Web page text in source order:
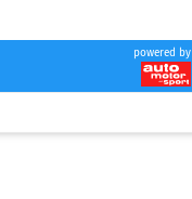
powered by